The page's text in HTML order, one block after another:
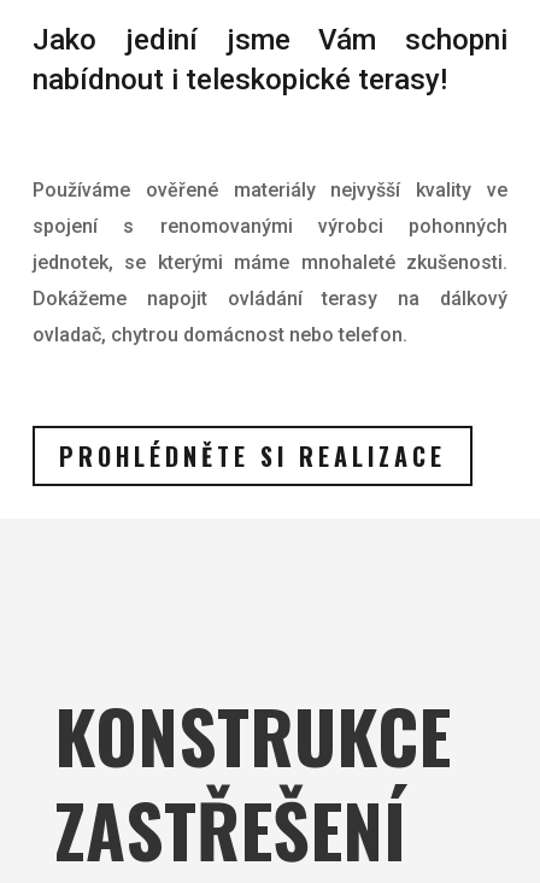
Jako jediní jsme Vám schopni
nabídnout i teleskopické terasy!
Používáme ověřené materiály nejvyšší kvality ve
spojení s renomovanými výrobci pohonných
jednotek, se kterými máme mnohaleté zkušenosti.
Dokážeme napojit ovládání terasy na dálkový
ovladač, chytrou domácnost nebo telefon.
PROHLÉDNĚTE SI REALIZACE
KONSTRUKCE
ZASTŘEŠENÍ